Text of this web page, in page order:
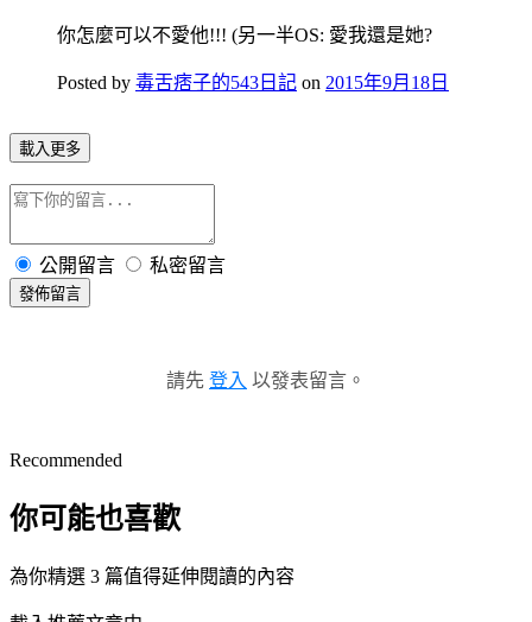
你怎麼可以不愛他!!! (另一半OS: 愛我還是她?
Posted by 毒舌痞子的543日記 on 2015年9月18日
載入更多
公開留言 私密留言
發佈留言
請先 登入 以發表留言。
Recommended
你可能也喜歡
為你精選 3 篇值得延伸閱讀的內容